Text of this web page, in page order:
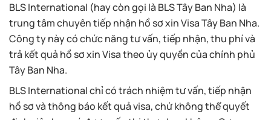
BLS International (hay còn gọi là BLS Tây Ban Nha) là
trung tâm chuyên tiếp nhận hồ sơ xin Visa Tây Ban Nha.
Công ty này có chức năng tư vấn, tiếp nhận, thu phí và
trả kết quả hồ sơ xin Visa theo ủy quyền của chính phủ
Tây Ban Nha.
BLS International chỉ có trách nhiệm tư vấn, tiếp nhận
hồ sơ và thông báo kết quả visa, chứ không thể quyết